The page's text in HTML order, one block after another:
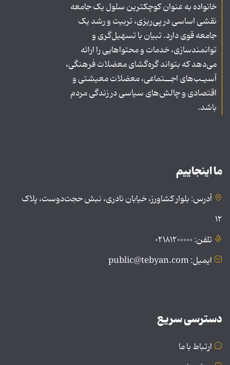
خانواده به عنوان کوچکترین سلول یک جامعه
نقشی اساسی در پی‌ریزی، تربیت و رشد یک
جامعه قوی دارد. تبیان با تسهیل‌گری و
توانمندسازی، خدمات و محتواهایی را ارائه
می‌دهد که بتواند گره‌گشای معضلات فرهنگی،
آسیـب‌های اجــتماعی، معضلات معیشتی و
اقتصادی و چالش‌های سیاسی در زندگی مردم
باشد.
ما اینجاییم
آدرس: بلوار کشاورز، خیابان نادری، نبش حجت‌دوست، پلاک
۱۲
تلفن: ۰۲۱۸۱۲۰۰۰۰۰
ایمیل: public@tebyan.com
دسترسی سریع
ارتباط با ما